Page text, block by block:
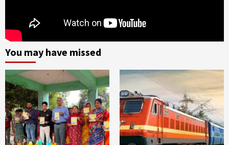
You may have missed